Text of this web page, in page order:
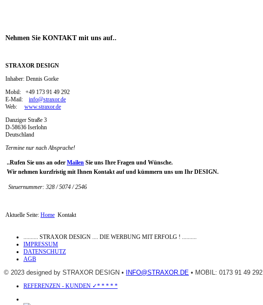
Nehmen Sie KONTAKT mit uns auf..
STRAXOR DESIGN
Inhaber: Dennis Gorke
Mobil: +49 173 91 49 292
E-Mail: info@straxor.de
Web: www.straxor.de
Danziger Straße 3
D-58636 Iserlohn
Deutschland
Termine nur nach Absprache!
..Rufen Sie uns an oder Mailen Sie uns Ihre Fragen und Wünsche.
Wir nehmen kurzfristig mit Ihnen Kontakt auf und kümmern uns um Ihr DESIGN.
Steuernummer: 328 / 5074 / 2546
Aktuelle Seite: Home Kontakt
.......... STRAXOR DESIGN .... DIE WERBUNG MIT ERFOLG ! ..........
IMPRESSUM
DATENSCHUTZ
AGB
© 2023 designed by STRAXOR DESIGN • INFO@STRAXOR.DE • MOBIL: 0173 91 49 292
REFERENZEN - KUNDEN ✓* * * * *